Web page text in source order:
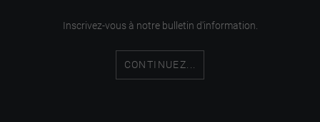
Inscrivez-vous à notre bulletin d'information.
CONTINUEZ...